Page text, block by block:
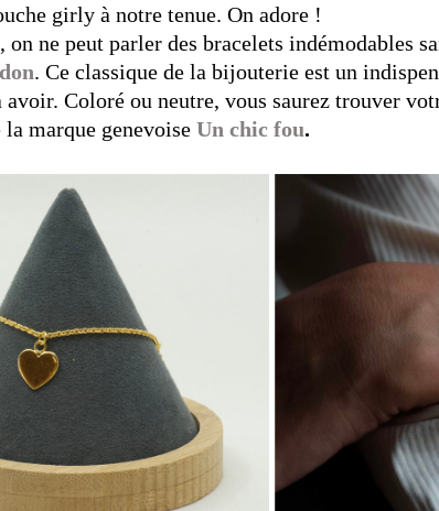
girly à notre tenue. On adore !
on ne peut parler des bracelets indémodables
. Ce classique de la bijouterie est un
avoir. Coloré ou neutre, vous saurez trouver
marque genevoise Un chic fou.